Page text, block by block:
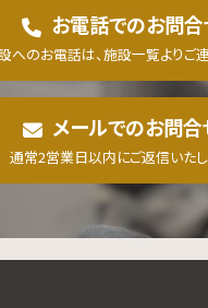
お電話でのお問
へのお電話は、施設一覧よりご
メールでのお問合
通常2営業日以内にご返信いた